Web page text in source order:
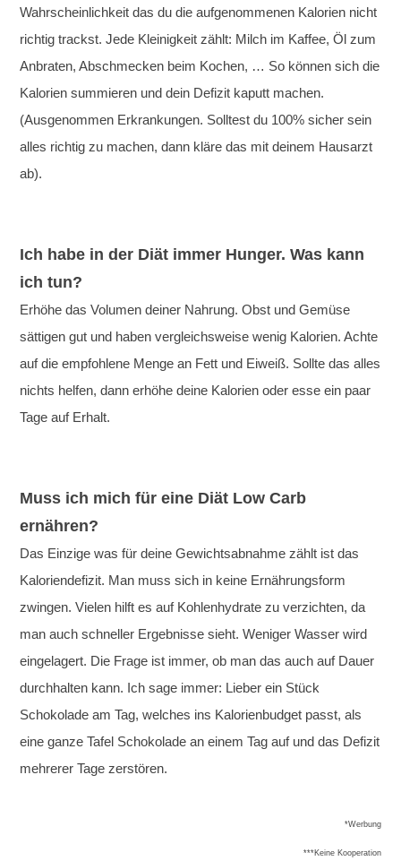
Wahrscheinlichkeit das du die aufgenommenen Kalorien nicht
richtig trackst. Jede Kleinigkeit zählt: Milch im Kaffee, Öl zum
Anbraten, Abschmecken beim Kochen, … So können sich die
Kalorien summieren und dein Defizit kaputt machen.
(Ausgenommen Erkrankungen. Solltest du 100% sicher sein
alles richtig zu machen, dann kläre das mit deinem Hausarzt
ab).
Ich habe in der Diät immer Hunger. Was kann
ich tun?
Erhöhe das Volumen deiner Nahrung. Obst und Gemüse
sättigen gut und haben vergleichsweise wenig Kalorien. Achte
auf die empfohlene Menge an Fett und Eiweiß. Sollte das alles
nichts helfen, dann erhöhe deine Kalorien oder esse ein paar
Tage auf Erhalt.
Muss ich mich für eine Diät Low Carb
ernähren?
Das Einzige was für deine Gewichtsabnahme zählt ist das
Kaloriendefizit. Man muss sich in keine Ernährungsform
zwingen. Vielen hilft es auf Kohlenhydrate zu verzichten, da
man auch schneller Ergebnisse sieht. Weniger Wasser wird
eingelagert. Die Frage ist immer, ob man das auch auf Dauer
durchhalten kann. Ich sage immer: Lieber ein Stück
Schokolade am Tag, welches ins Kalorienbudget passt, als
eine ganze Tafel Schokolade an einem Tag auf und das Defizit
mehrerer Tage zerstören.
*Werbung
***Keine Kooperation